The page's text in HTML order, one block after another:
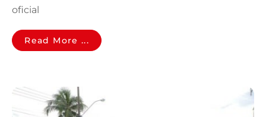
oficial
Read More ...